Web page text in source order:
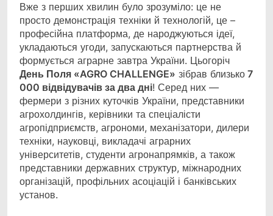
Вже з перших хвилин було зрозуміло: це не
просто демонстрація техніки й технологій, це –
професійна платформа, де народжуються ідеї,
укладаються угоди, запускаються партнерства й
формується аграрне завтра України. Цьогоріч
День Поля «AGRO CHALLENGE» зібрав близько 7
000 відвідувачів за два дні! Серед них —
фермери з різних куточків України, представники
агрохолдингів, керівники та спеціалісти
агропідприємств, агрономи, механізатори, дилери
техніки, науковці, викладачі аграрних
університетів, студенти агронапрямків, а також
представники державних структур, міжнародних
організацій, профільних асоціацій і банківських
установ.